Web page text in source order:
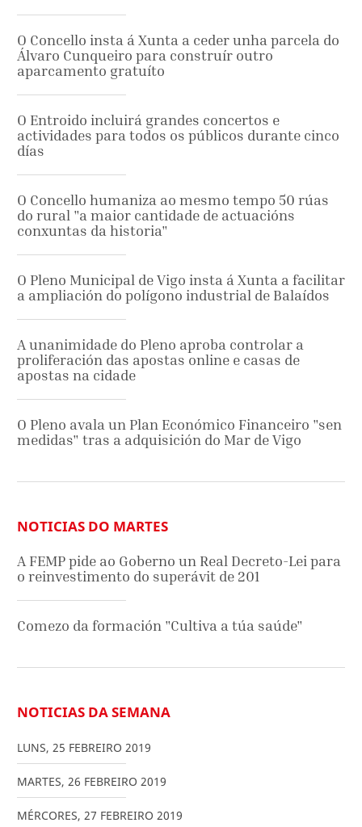
O Concello insta á Xunta a ceder unha parcela do
Álvaro Cunqueiro para construír outro
aparcamento gratuíto
O Entroido incluirá grandes concertos e
actividades para todos os públicos durante cinco
días
O Concello humaniza ao mesmo tempo 50 rúas
do rural "a maior cantidade de actuacións
conxuntas da historia"
O Pleno Municipal de Vigo insta á Xunta a facilitar
a ampliación do polígono industrial de Balaídos
A unanimidade do Pleno aproba controlar a
proliferación das apostas online e casas de
apostas na cidade
O Pleno avala un Plan Económico Financeiro "sen
medidas" tras a adquisición do Mar de Vigo
NOTICIAS DO MARTES
A FEMP pide ao Goberno un Real Decreto-Lei para
o reinvestimento do superávit de 201
Comezo da formación "Cultiva a túa saúde"
NOTICIAS DA SEMANA
LUNS, 25 FEBREIRO 2019
MARTES, 26 FEBREIRO 2019
MÉRCORES, 27 FEBREIRO 2019